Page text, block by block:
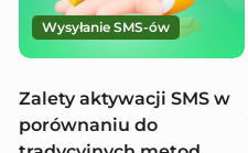
Wysyłanie SMS-ów
Zalety aktywacji SMS w
porównaniu do